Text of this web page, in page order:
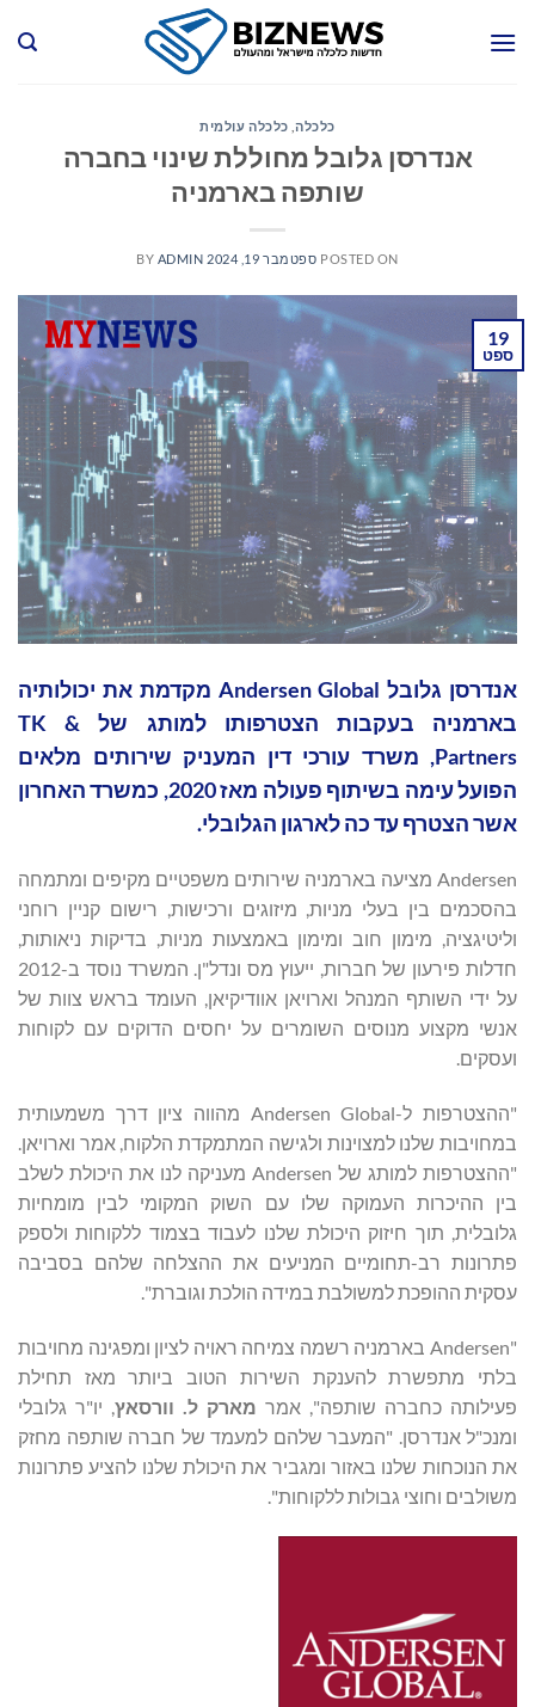
כלכלה, כלכלה עולמית
אנדרסן גלובל מחוללת שינוי בחברה
שותפה בארמניה
POSTED ON ספטמבר 19, 2024 BY ADMIN
19
ספט
אנדרסן גלובל Andersen Global מקדמת את יכולותיה
בארמניה בעקבות הצטרפותו למותג של TK &
Partners, משרד עורכי דין המעניק שירותים מלאים
הפועל עימה בשיתוף פעולה מאז 2020, כמשרד האחרון
אשר הצטרף עד כה לארגון הגלובלי.
Andersen מציעה בארמניה שירותים משפטיים מקיפים ומתמחה
בהסכמים בין בעלי מניות, מיזוגים ורכישות, רישום קניין רוחני
וליטיגציה, מימון חוב ומימון באמצעות מניות, בדיקות ניאותות,
חדלות פירעון של חברות, ייעוץ מס ונדל"ן. המשרד נוסד ב-2012
על ידי השותף המנהל וארויאן אוודיקיאן, העומד בראש צוות של
אנשי מקצוע מנוסים השומרים על יחסים הדוקים עם לקוחות
ועסקים.
"ההצטרפות ל-Andersen Global מהווה ציון דרך משמעותית
במחויבות שלנו למצוינות ולגישה המתמקדת הלקוח, אמר וארויאן.
"ההצטרפות למותג של Andersen מעניקה לנו את היכולת לשלב
בין ההיכרות העמוקה שלו עם השוק המקומי לבין מומחיות
גלובלית, תוך חיזוק היכולת שלנו לעבוד בצמוד ללקוחות ולספק
פתרונות רב-תחומיים המניעים את ההצלחה שלהם בסביבה
עסקית ההופכת למשולבת במידה הולכת וגוברת".
"Andersen בארמניה רשמה צמיחה ראויה לציון ומפגינה מחויבות
בלתי מתפשרת להענקת השירות הטוב ביותר מאז תחילת
פעילותה כחברה שותפה", אמר מארק ל. וורסאץ, יו"ר גלובלי
ומנכ"ל אנדרסן. "המעבר שלהם למעמד של חברה שותפה מחזק
את הנוכחות שלנו באזור ומגביר את היכולת שלנו להציע פתרונות
משולבים וחוצי גבולות ללקוחות".